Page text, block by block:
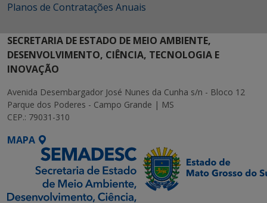
Planos de Contratações Anuais
SECRETARIA DE ESTADO DE MEIO AMBIENTE,
DESENVOLVIMENTO, CIÊNCIA, TECNOLOGIA E
INOVAÇÃO
Avenida Desembargador José Nunes da Cunha s/n - Bloco 12
Parque dos Poderes - Campo Grande | MS
CEP.: 79031-310
MAPA